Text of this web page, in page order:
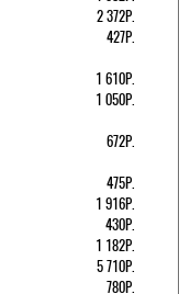
2 372Р.
427Р.
1 610Р.
1 050Р.
672Р.
475Р.
1 916Р.
430Р.
1 182Р.
5 710Р.
780Р.